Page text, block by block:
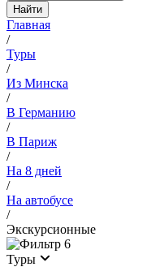
Найти
Главная
/
Туры
/
Из Минска
/
В Германию
/
В Париж
/
На 8 дней
/
На автобусе
/
Экскурсионные
6
Туры